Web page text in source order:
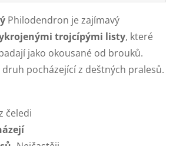
Philodendron je zajímavý
trojcípými listy, které
jako okousané od brouků.
druh pocházející z deštných pralesů.
čeledi